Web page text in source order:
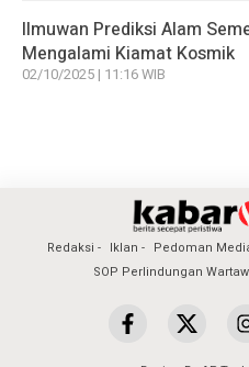
Ilmuwan Prediksi Alam
Mengalami Kiamat Kosmik
02/10/2025 | 11:16 WIB
Redaksi Iklan Pedoman
SOP Perlindungan